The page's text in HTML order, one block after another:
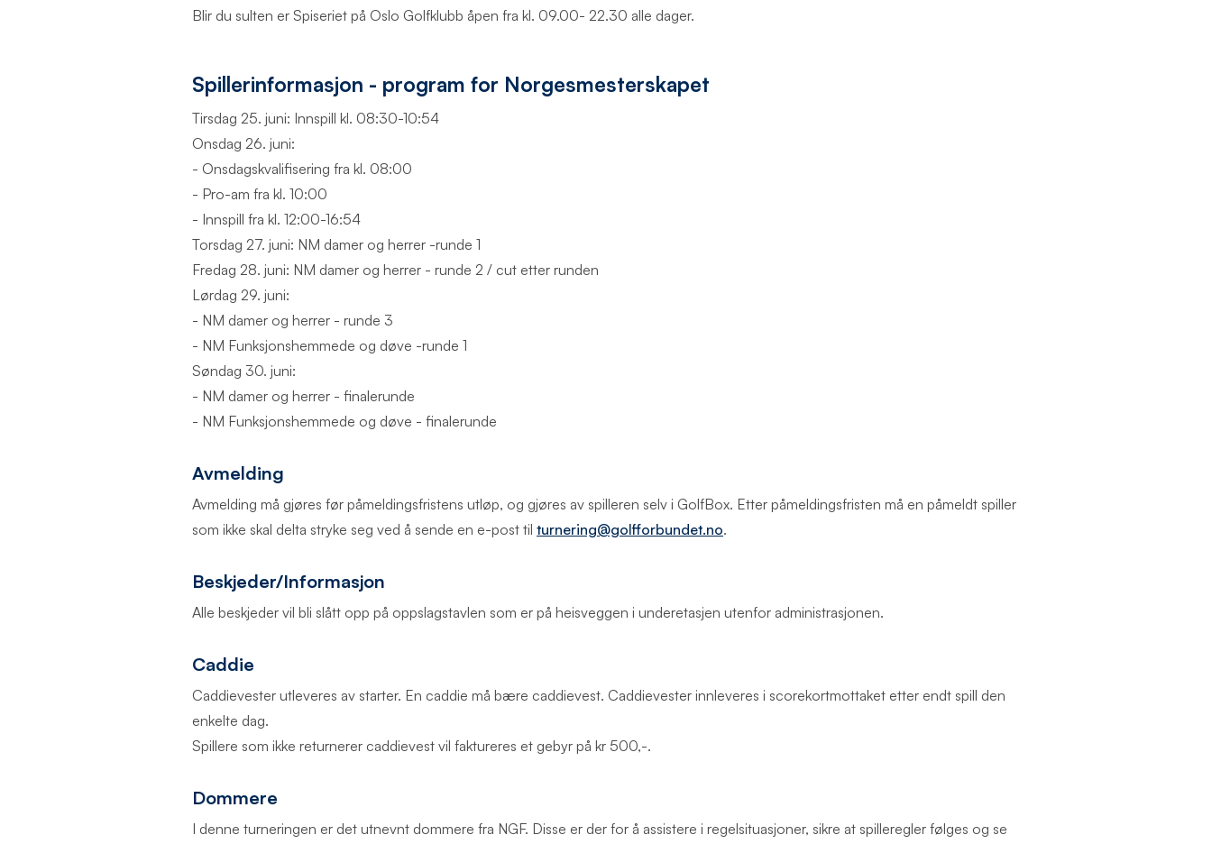
Blir du sulten er Spiseriet på Oslo Golfklubb åpen fra kl. 09.00- 22.30 alle dager.
Spillerinformasjon - program for Norgesmesterskapet
Tirsdag 25. juni: Innspill kl. 08:30-10:54
Onsdag 26. juni:
- Onsdagskvalifisering fra kl. 08:00
- Pro-am fra kl. 10:00
- Innspill fra kl. 12:00-16:54
Torsdag 27. juni: NM damer og herrer -runde 1
Fredag 28. juni: NM damer og herrer - runde 2 / cut etter runden
Lørdag 29. juni:
- NM damer og herrer - runde 3
- NM Funksjonshemmede og døve -runde 1
Søndag 30. juni:
- NM damer og herrer - finalerunde
- NM Funksjonshemmede og døve - finalerunde
Avmelding
Avmelding må gjøres før påmeldingsfristens utløp, og gjøres av spilleren selv i GolfBox. Etter påmeldingsfristen må en påmeldt spiller
som ikke skal delta stryke seg ved å sende en e-post til turnering@golfforbundet.no.
Beskjeder/Informasjon
Alle beskjeder vil bli slått opp på oppslagstavlen som er på heisveggen i underetasjen utenfor administrasjonen.
Caddie
Caddievester utleveres av starter. En caddie må bære caddievest. Caddievester innleveres i scorekortmottaket etter endt spill den
enkelte dag.
Spillere som ikke returnerer caddievest vil faktureres et gebyr på kr 500,-.
Dommere
I denne turneringen er det utnevnt dommere fra NGF. Disse er der for å assistere i regelsituasjoner, sikre at spilleregler følges og se